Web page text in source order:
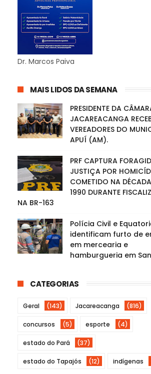
Dr. Marcos Paiva
MAIS LIDOS DA SEMANA
PRESIDENTE DA
JACAREACANGA
VEREADORES DO
APUÍ (AM).
PRF CAPTURA
JUSTIÇA POR
COMETIDO NA
1990 DURANTE
NA BR-163
Polícia Civil e
identificam furto de
em mercearia e
hamburgueria em
CATEGORIAS
Geral (143) Jacareacanga (816)
concursos (5) esporte (4)
estado do Pará (37)
estado do Tapajós (12) indígenas